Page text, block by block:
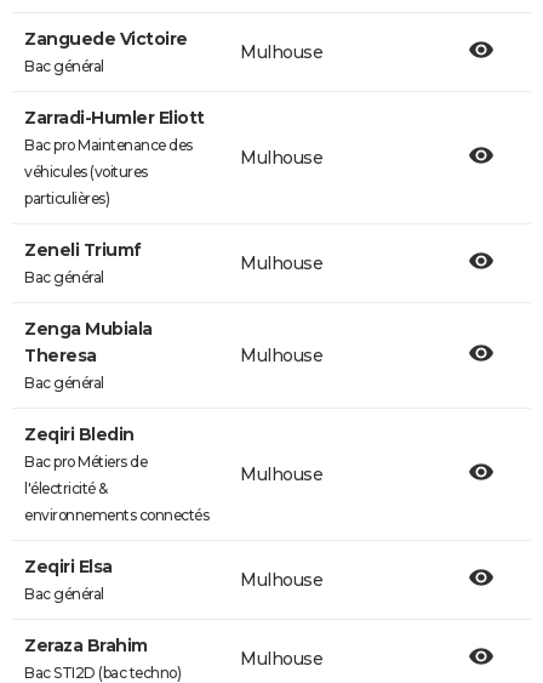
Zanguede Victoire
Bac général
Mulhouse
Zarradi-Humler Eliott
Bac pro Maintenance des
véhicules (voitures
particulières)
Mulhouse
Zeneli Triumf
Bac général
Mulhouse
Zenga Mubiala
Theresa
Bac général
Mulhouse
Zeqiri Bledin
Bac pro Métiers de
l'électricité &
environnements connectés
Mulhouse
Zeqiri Elsa
Bac général
Mulhouse
Zeraza Brahim
Bac STI2D (bac techno)
Mulhouse